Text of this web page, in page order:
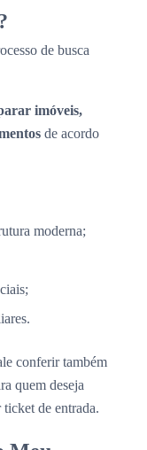
de busca
imóveis,
de acordo
moderna;
conferir também
quem deseja
de entrada.